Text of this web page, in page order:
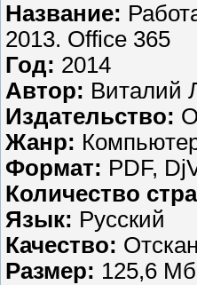
Название:
2013. Office 365
Год: 2014
Автор: Виталий
Издательство:
Жанр:
Формат: PDF,
Количество
Язык: Русский
Качество:
Размер: 125,6 Мб